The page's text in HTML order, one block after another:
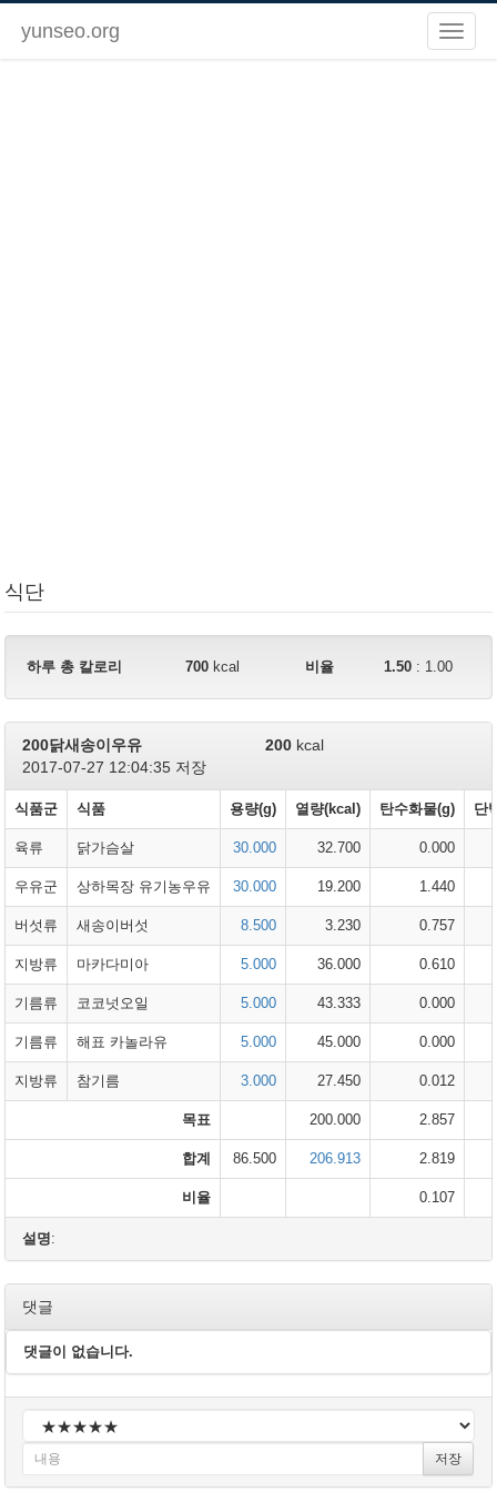
yunseo.org
식단
하루 총 칼로리 700 kcal 비율 1.50 : 1.00
200닭새송이우유 200 kcal
2017-07-27 12:04:35 저장
식품군 식품 용량(g) 열량(kcal) 탄수화물(g) 단
육류 닭가슴살 30.000 32.700 0.000
우유군 상하목장 유기농우유 30.000 19.200 1.440
버섯류 새송이버섯 8.500 3.230 0.757
지방류 마카다미아 5.000 36.000 0.610
기름류 코코넛오일 5.000 43.333 0.000
기름류 해표 카놀라유 5.000 45.000 0.000
지방류 참기름 3.000 27.450 0.012
목표 200.000 2.857
합계 86.500 206.913 2.819
비율 0.107
설명:
댓글
댓글이 없습니다.
저장